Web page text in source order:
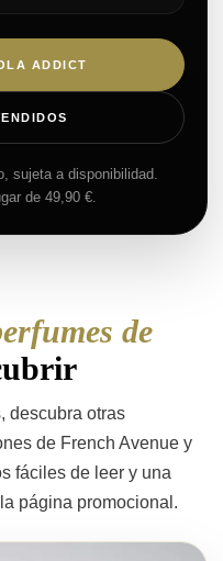
ADDICT
sujeta a disponibilidad.
de 49,90 €.
de
descubra otras
de French Avenue y
fáciles de leer y una
página promocional.